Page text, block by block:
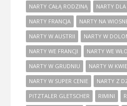
NARTY CAŁĄ RODZINĄ
NARTY
NARTY FRANCJA
NARTY NA
NARTY W AUSTRII
NARTY W
NARTY WE FRANCJI
NARTY WE
NARTY W GRUDNIU
NARTY W
NARTY W SUPER CENIE
NARTY Z
PITZTALER GLETSCHER
RIMINI